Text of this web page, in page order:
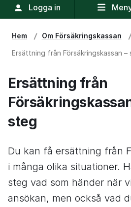
sökfält
Logga in
Hem Om Försäkringskassan
Ersättning från Försäkringskassan
Ersättning från
steg
Du kan få ersättning från
i många olika situationer.
steg vad som händer när
ansökan, men också vad